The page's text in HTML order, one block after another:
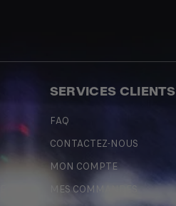
SERVICES CLIENTS
FAQ
CONTACTEZ-NOUS
MON COMPTE
MES COMMANDES